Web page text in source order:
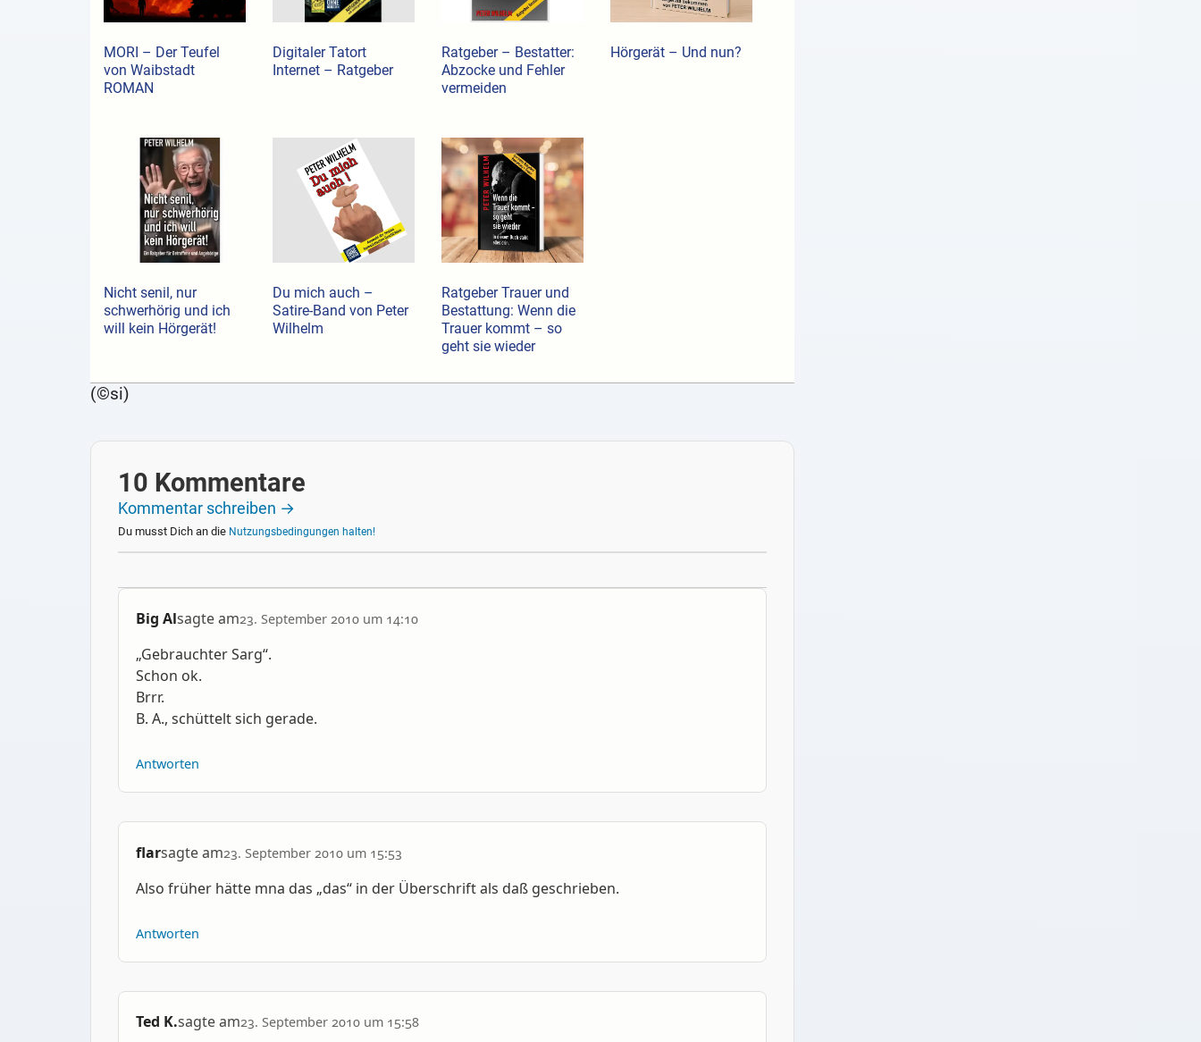
MORI – Der Teufel
von Waibstadt
ROMAN
Digitaler Tatort
Internet – Ratgeber
Ratgeber – Bestatter:
Abzocke und Fehler
vermeiden
Hörgerät – Und nun?
Nicht senil, nur
schwerhörig und ich
will kein Hörgerät!
Du mich auch –
Satire-Band von Peter
Wilhelm
Ratgeber Trauer und
Bestattung: Wenn die
Trauer kommt – so
geht sie wieder
(©si)
10 Kommentare
Kommentar schreiben →
Du musst Dich an die Nutzungsbedingungen halten!
Big Alsagte am23. September 2010 um 14:10
„Gebrauchter Sarg“.
Schon ok.
Brrr.
B. A., schüttelt sich gerade.
Antworten
flarsagte am23. September 2010 um 15:53
Also früher hätte mna das „das“ in der Überschrift als daß geschrieben.
Antworten
Ted K.sagte am23. September 2010 um 15:58